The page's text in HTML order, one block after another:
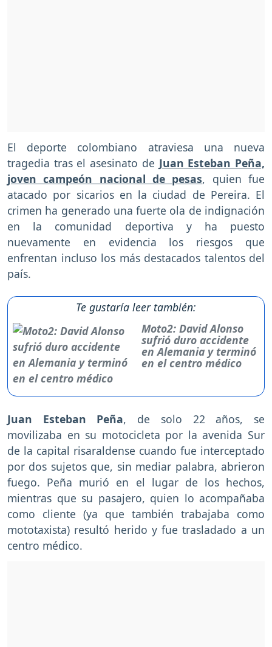
El deporte colombiano atraviesa una nueva
tragedia tras el asesinato de Juan Esteban Peña,
joven campeón nacional de pesas, quien fue
atacado por sicarios en la ciudad de Pereira. El
crimen ha generado una fuerte ola de indignación
en la comunidad deportiva y ha puesto
nuevamente en evidencia los riesgos que
enfrentan incluso los más destacados talentos del
país.
Te gustaría leer también:
Moto2: David Alonso
sufrió duro accidente
en Alemania y terminó
en el centro médico
Juan Esteban Peña, de solo 22 años, se
movilizaba en su motocicleta por la avenida Sur
de la capital risaraldense cuando fue interceptado
por dos sujetos que, sin mediar palabra, abrieron
fuego. Peña murió en el lugar de los hechos,
mientras que su pasajero, quien lo acompañaba
como cliente (ya que también trabajaba como
mototaxista) resultó herido y fue trasladado a un
centro médico.